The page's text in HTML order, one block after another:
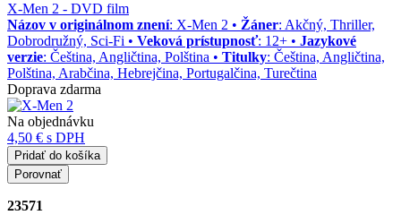
X-Men 2 - DVD film
Názov v originálnom znení: X-Men 2 • Žáner: Akčný, Thriller,
Dobrodružný, Sci-Fi • Veková prístupnosť: 12+ • Jazykové
verzie: Čeština, Angličtina, Polština • Titulky: Čeština, Angličtina,
Polština, Arabčina, Hebrejčina, Portugalčina, Turečtina
Doprava zdarma
Na objednávku
4,50 € s DPH
Pridať do košíka
Porovnať
23571